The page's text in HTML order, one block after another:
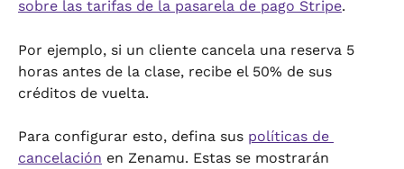
sobre las tarifas de la pasarela de pago Stripe.
Por ejemplo, si un cliente cancela una reserva 5
horas antes de la clase, recibe el 50% de sus
créditos de vuelta.
Para configurar esto, defina sus políticas de
cancelación en Zenamu. Estas se mostrarán